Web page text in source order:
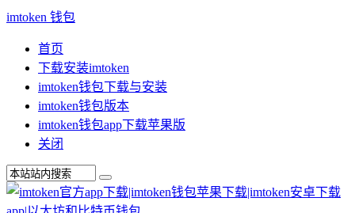
imtoken 钱包
首页
下载安装imtoken
imtoken钱包下载与安装
imtoken钱包版本
imtoken钱包app下载苹果版
关闭